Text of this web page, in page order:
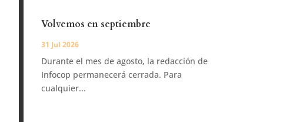
Volvemos en septiembre
31 Jul 2026
Durante el mes de agosto, la redacción de
Infocop permanecerá cerrada. Para
cualquier...